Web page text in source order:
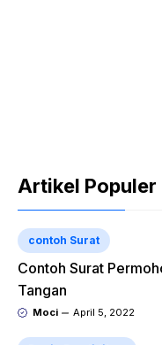
Artikel Populer
contoh Surat
Contoh Surat
Tangan
Moci April 5, 2022